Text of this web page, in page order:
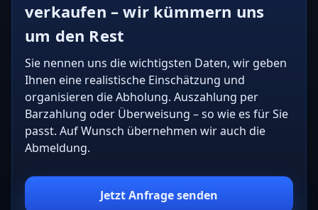
verkaufen – wir kümmern uns
um den Rest
Sie nennen uns die wichtigsten Daten, wir geben
Ihnen eine realistische Einschätzung und
organisieren die Abholung. Auszahlung per
Barzahlung oder Überweisung – so wie es für Sie
passt. Auf Wunsch übernehmen wir auch die
Abmeldung.
Jetzt Anfrage senden